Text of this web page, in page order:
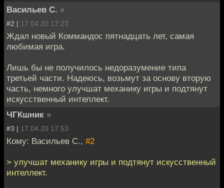
Васильев С. »
#2 | 17.04.20 17:23
Ждал новый Коммандос пятнадцать лет, самая
любимая игра.
Лишь бы не получилось недоразумение типа
третьей части. Надеюсь, возьмут за основу вторую
часть, немного улучшат механику игры и подтянут
искусственный интеллект.
ЧГКшник »
#3 | 17.04.20 17:53
Кому: Васильев С., #2
> улучшат механику игры и подтянут искусственный
интеллект.